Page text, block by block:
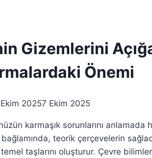
Gizemlerini
Önemi
20257 Ekim 2025
karmaşık sorunlarını
teorik çerçevelerin
temel taşlarını oluşturur. Çevre